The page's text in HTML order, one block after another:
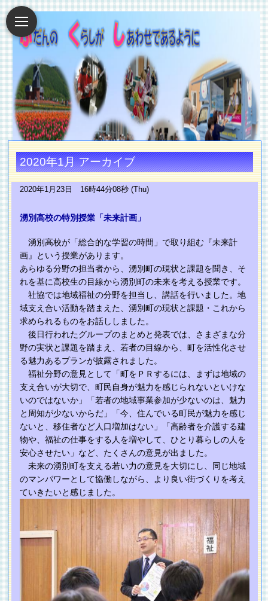
2020年1月 アーカイブ
2020年1月23日 16時44分08秒 (Thu)
湧別高校の特別授業「未来計画」
湧別高校が「総合的な学習の時間」で取り組む『未来計
画』という授業があります。
あらゆる分野の担当者から、湧別町の現状と課題を聞き、そ
れを基に高校生の目線から湧別町の未来を考える授業です。
社協では地域福祉の分野を担当し、講話を行いました。地
域支え合い活動を踏まえた、湧別町の現状と課題・これから
求められるものをお話ししました。
後日行われたグループのまとめと発表では、さまざまな分
野の実状と課題を踏まえ、若者の目線から、町を活性化させ
る魅力あるプランが披露されました。
福祉分野の意見として「町をＰＲするには、まずは地域の
支え合いが大切で、町民自身が魅力を感じられないといけな
いのではないか」「若者の地域事業参加が少ないのは、魅力
と周知が少ないからだ」「今、住んでいる町民が魅力を感じ
ないと、移住者など人口増加はない」「高齢者を介護する建
物や、福祉の仕事をする人を増やして、ひとり暮らしの人を
安心させたい」など、たくさんの意見が出ました。
未来の湧別町を支える若い力の意見を大切にし、同じ地域
のマンパワーとして協働しながら、より良い街づくりを考え
ていきたいと感じました。